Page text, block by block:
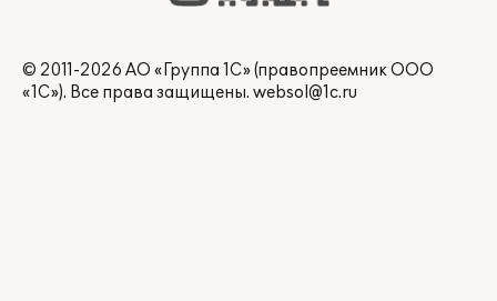
© 2011-2026 АО «Группа 1С» (правопреемник ООО
«1С»). Все права защищены. websol@1c.ru